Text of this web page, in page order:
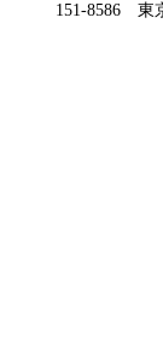
151-8586 東